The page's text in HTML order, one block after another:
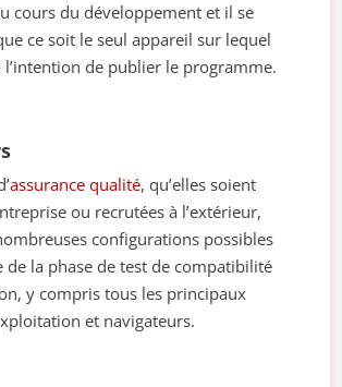
cours du développement et il se
ce soit le seul appareil sur lequel
l’intention de publier le programme.
assurance qualité, qu’elles soient
ou recrutées à l’extérieur,
configurations possibles
de la phase de test de compatibilité
y compris tous les principaux
et navigateurs.